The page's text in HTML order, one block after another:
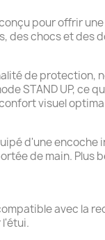
pour offrir
des chocs et des
de protection,
STAND UP, ce
visuel
d'une
de main. Plus
avec la
l'étui.